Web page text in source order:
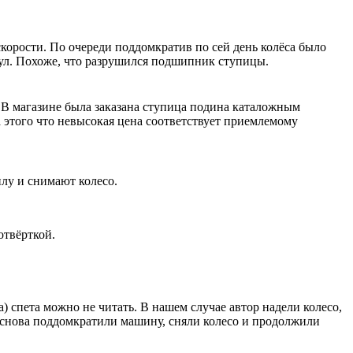
По очереди поддомкратив по сей день колёса было
Похоже, что разрушился подшипник ступицы.
магазине была заказана ступица подина каталожным
что невысокая цена соответствует приемлемому
и снимают колесо.
спета можно не читать. В нашем случае автор надели колесо,
поддомкратили машину, сняли колесо и продолжили